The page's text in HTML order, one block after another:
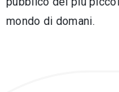
mondo di domani.